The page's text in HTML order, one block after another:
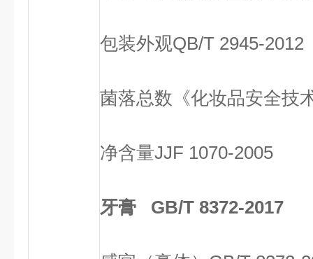
包装外观QB/T 2945-2012
菌落总数 《化妆品安全技
净含量JJF 1070-2005
牙膏 GB/T 8372-2017